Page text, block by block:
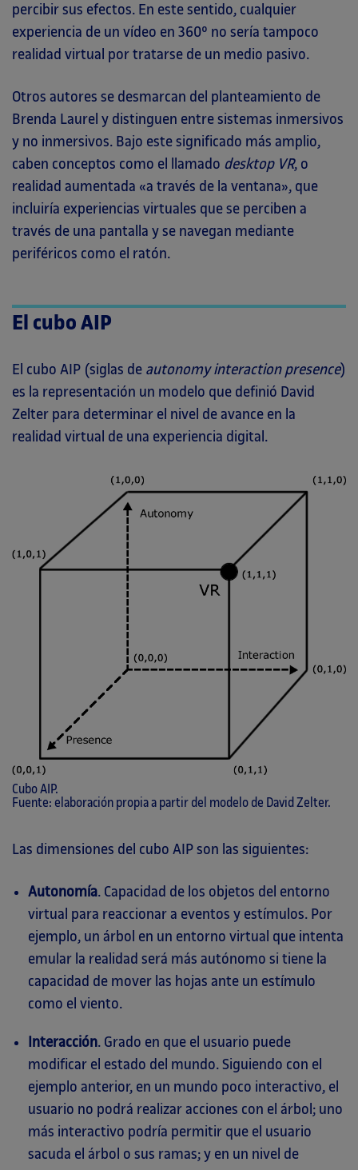
percibir sus efectos. En este sentido, cualquier
experiencia de un vídeo en 360º no sería tampoco
realidad virtual por tratarse de un medio pasivo.
Otros autores se desmarcan del planteamiento de
Brenda Laurel y distinguen entre sistemas inmersivos
y no inmersivos. Bajo este significado más amplio,
caben conceptos como el llamado desktop VR, o
realidad aumentada «a través de la ventana», que
incluiría experiencias virtuales que se perciben a
través de una pantalla y se navegan mediante
periféricos como el ratón.
El cubo AIP
El cubo AIP (siglas de autonomy interaction presence)
es la representación un modelo que definió David
Zelter para determinar el nivel de avance en la
realidad virtual de una experiencia digital.
Cubo AIP.
Fuente: elaboración propia a partir del modelo de David Zelter.
Las dimensiones del cubo AIP son las siguientes:
Autonomía. Capacidad de los objetos del entorno
virtual para reaccionar a eventos y estímulos. Por
ejemplo, un árbol en un entorno virtual que intenta
emular la realidad será más autónomo si tiene la
capacidad de mover las hojas ante un estímulo
como el viento.
Interacción. Grado en que el usuario puede
modificar el estado del mundo. Siguiendo con el
ejemplo anterior, en un mundo poco interactivo, el
usuario no podrá realizar acciones con el árbol; uno
más interactivo podría permitir que el usuario
sacuda el árbol o sus ramas; y en un nivel de